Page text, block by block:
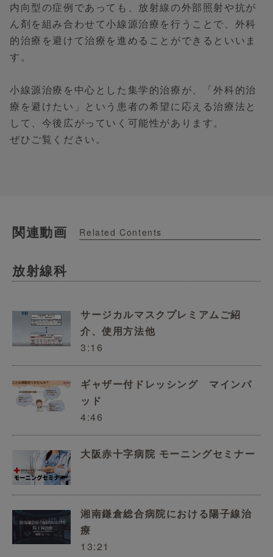
内向型の症例であっても、放射線の外部照射や抗が
ん剤を組み合わせて小線源治療を行うことで、外科
的治療を避けて治療を進めることができるといいま
す。
小線源治療を中心とした集学的治療が、「外科的治
療を避けたい」という患者の希望に応える治療法と
して、今後広がっていく可能性があります。
ぜひご覧ください。
関連動画 Related Contents
放射線科
サージカルマスクプレミアムご紹
介、使用方法他
3:16
ギャザー付ドレッシング マインパ
ッド
4:46
大阪赤十字病院 モーニングセミナー
湘南鎌倉総合病院における陽子線治
療
13:21